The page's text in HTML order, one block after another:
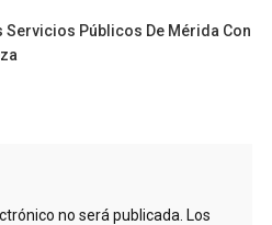
Servicios Públicos De Mérida Con
no será publicada. Los